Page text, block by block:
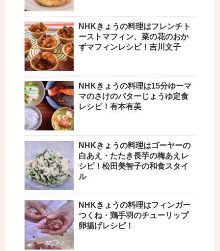
NHKきょうの料理はフレンチト
ーストマフィン、菜の花のおか
ずマフィンレシピ！吉川文子
NHKきょうの料理は15分ゆーマ
マのさけのバターじょうゆ定食
レシピ！有本有美
NHKきょうの料理はゴーヤーの
白あえ・たたき長芋の梅あえレ
シピ！松田美智子の和食スタイ
ル
NHKきょうの料理はフィンガー
つくね・鶏手羽のチューリップ
卵揚げレシピ！